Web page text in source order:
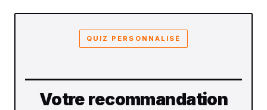
QUIZ PERSONNALISÉ
Votre recommandation